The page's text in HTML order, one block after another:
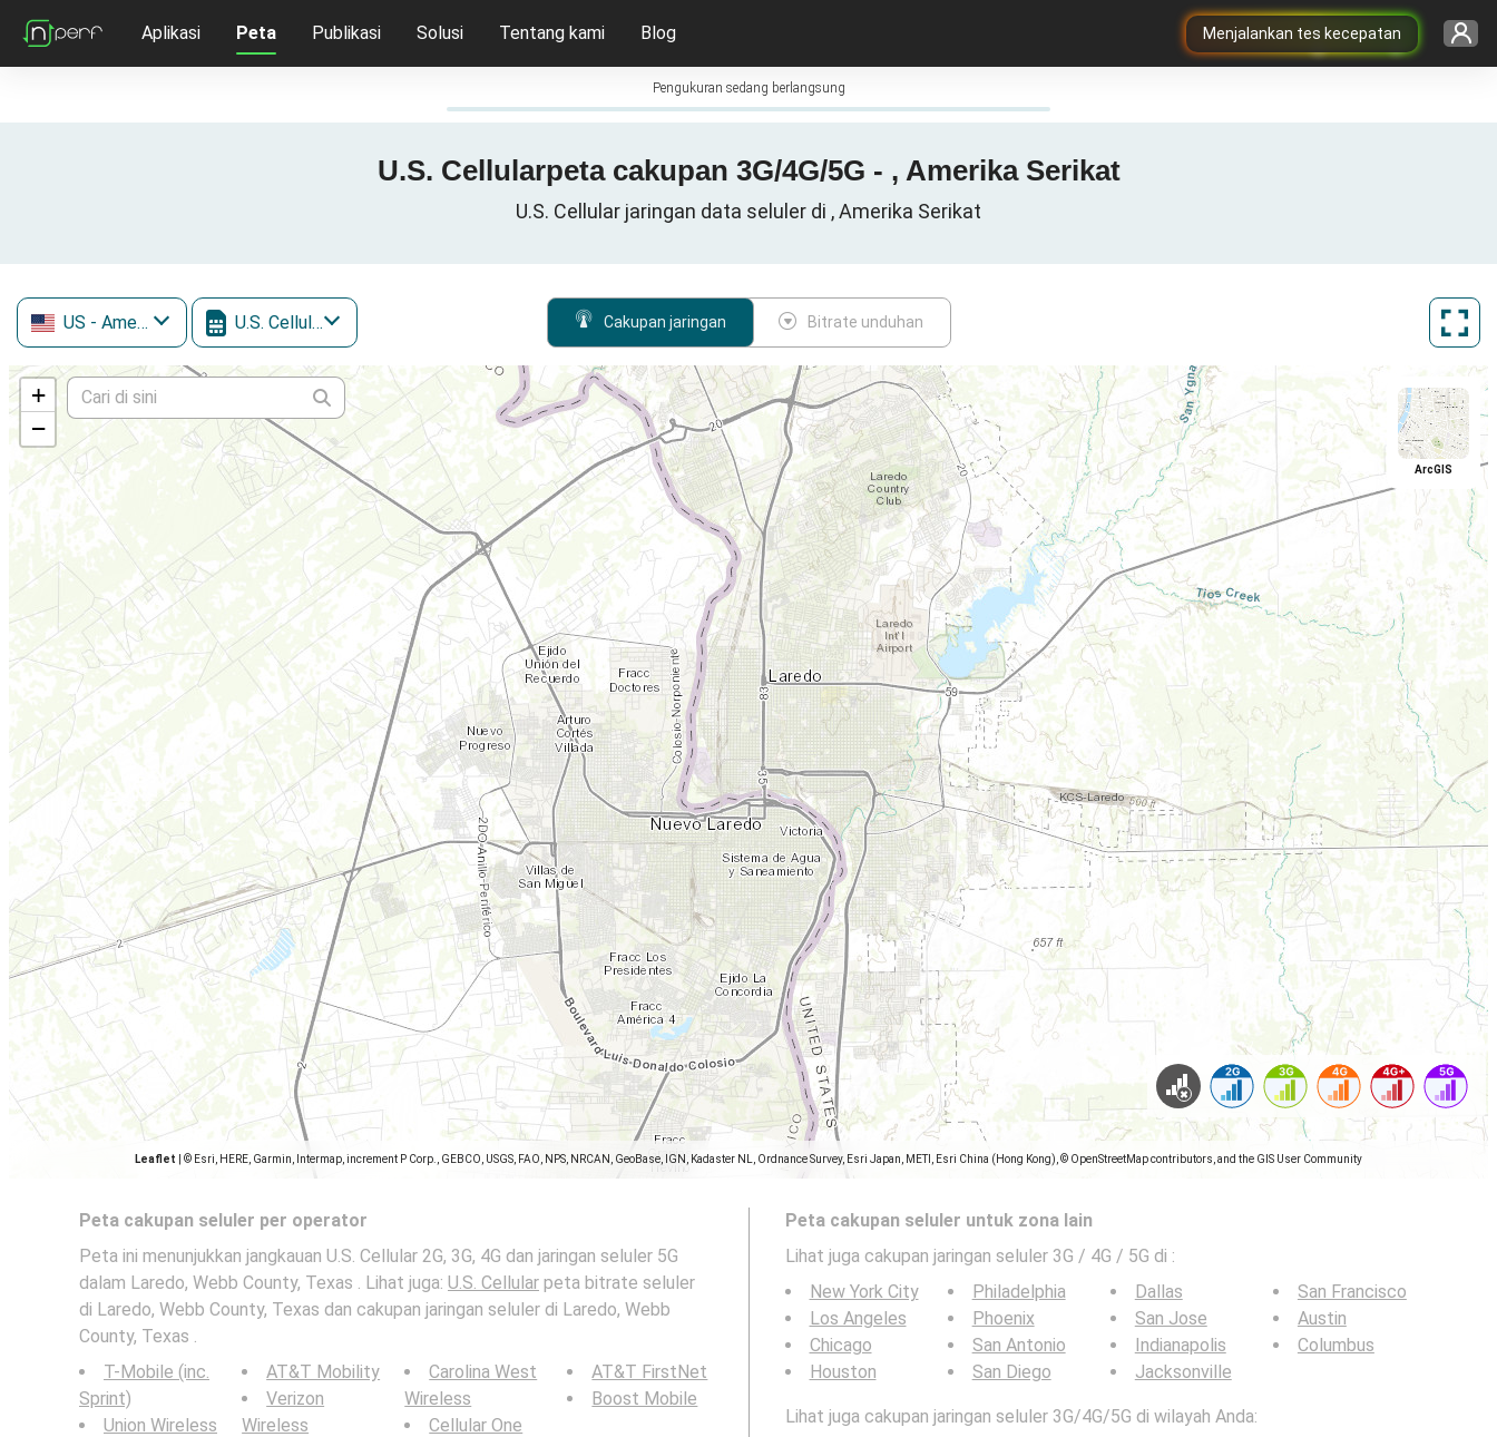
Menjalankan tes kecepatan
Aplikasi Peta Publikasi Solusi Tentang kami Blog
Pengukuran sedang berlangsung
U.S. Cellularpeta cakupan 3G/4G/5G - , Amerika Serikat
U.S. Cellular jaringan data seluler di , Amerika Serikat
US - Amerika Serikat U.S. Cellular Cakupan jaringan Bitrate unduhan
+
−
Leaflet © Esri, HERE, Garmin, Intermap, increment P Corp., GEBCO, USGS, FAO, NPS, NRCAN, GeoBase, IGN, Kadaster NL, Ordnance Survey, Esri Japan, METI, Esri China (Hong Kong), © OpenStreetMap contributors, and the GIS User Community
ArcGIS
Peta cakupan seluler per operator
Peta ini menunjukkan jangkauan U.S. Cellular 2G, 3G, 4G dan jaringan seluler 5G
dalam Laredo, Webb County, Texas . Lihat juga: U.S. Cellular peta bitrate seluler
di Laredo, Webb County, Texas dan cakupan jaringan seluler di Laredo, Webb
County, Texas .
T-Mobile (inc.
Sprint)
Union Wireless
AT&T Mobility
Verizon
Wireless
Carolina West
Wireless
Cellular One
AT&T FirstNet
Boost Mobile
Peta cakupan seluler untuk zona lain
Lihat juga cakupan jaringan seluler 3G / 4G / 5G di :
New York City
Los Angeles
Chicago
Houston
Philadelphia
Phoenix
San Antonio
San Diego
Dallas
San Jose
Indianapolis
Jacksonville
San Francisco
Austin
Columbus
Lihat juga cakupan jaringan seluler 3G/4G/5G di wilayah Anda: